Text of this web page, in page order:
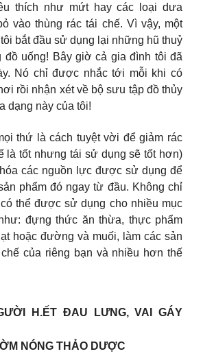
thích như mứt hay các loại dưa
vào thùng rác tái chế. Vì vậy, một
bắt đầu sử dụng lại những hũ thuỷ
đồ uống! Bây giờ cả gia đình tôi đã
Nó chỉ được nhắc tới mỗi khi có
rồi nhận xét về bộ sưu tập đồ thủy
dạng này của tôi!
thứ là cách tuyệt vời để giảm rác
là tốt nhưng tái sử dụng sẽ tốt hơn)
các nguồn lực được sử dụng để
phẩm đó ngay từ đầu. Không chỉ
thể được sử dụng cho nhiều mục
đựng thức ăn thừa, thực phẩm
hoặc đường và muối, làm các sản
của riêng bạn và nhiều hơn thế
H.ẾT ĐAU LƯNG, VAI GÁY
NÓNG THẢO DƯỢC